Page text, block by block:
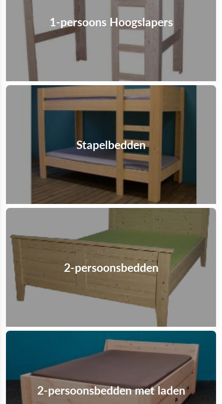
1-persoons Hoogslapers
Stapelbedden
2-persoonsbedden
2-persoonsbedden met laden